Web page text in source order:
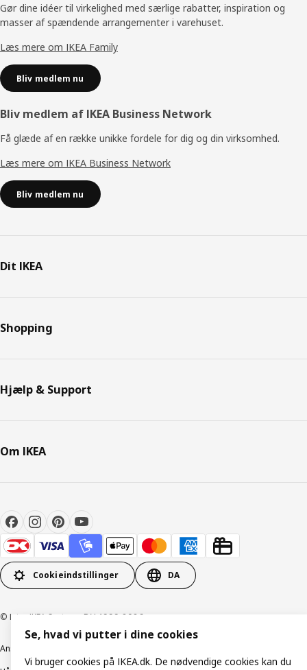
Gør dine idéer til virkelighed med særlige rabatter, inspiration og
masser af spændende arrangementer i varehuset.
Læs mere om IKEA Family
Bliv medlem nu
Bliv medlem af IKEA Business Network
Få glæde af en række unikke fordele for dig og din virksomhed.
Læs mere om IKEA Business Network
Bliv medlem nu
Dit IKEA
Shopping
Hjælp & Support
Om IKEA
Cookieindstillinger DA
© Inter IKEA Systems B.V. 1999-2026
Ansvarlig rapportering
Se, hvad vi putter i dine cookies
Vi bruger cookies på IKEA.dk. De nødvendige cookies kan du